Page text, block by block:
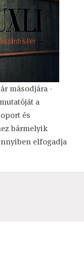
másodjára -
a
és
bármelyik
elfogadja